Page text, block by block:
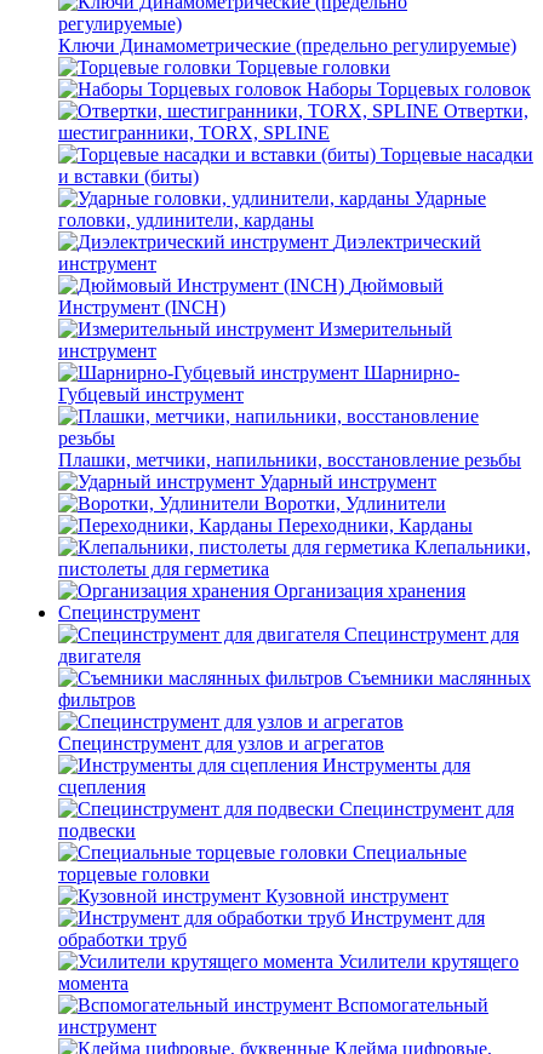
Ключи Динамометрические (предельно регулируемые)
Торцевые головки
Наборы Торцевых головок
Отвертки,
шестигранники, TORX, SPLINE
Торцевые насадки
и вставки (биты)
Ударные
головки, удлинители, карданы
Диэлектрический
инструмент
Дюймовый
Инструмент (INCH)
Измерительный
инструмент
Шарнирно-
Губцевый инструмент
Плашки, метчики, напильники, восстановление резьбы
Ударный инструмент
Воротки, Удлинители
Переходники, Карданы
Клепальники,
пистолеты для герметика
Организация хранения
Специнструмент
Специнструмент для
двигателя
Съемники маслянных
фильтров
Специнструмент для узлов и агрегатов
Инструменты для
сцепления
Специнструмент для
подвески
Специальные
торцевые головки
Кузовной инструмент
Инструмент для
обработки труб
Усилители крутящего
момента
Вспомогательный
инструмент
Клейма цифровые,